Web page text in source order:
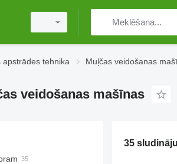
apstrādes tehnika Muļčas veidošanas
veidošanas mašīnas
35